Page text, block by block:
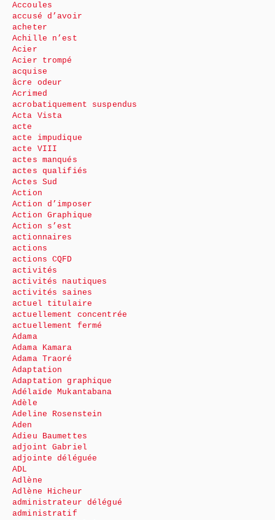
Accoules
accusé d’avoir
acheter
Achille n’est
Acier
Acier trompé
acquise
âcre odeur
Acrimed
acrobatiquement suspendus
Acta Vista
acte
acte impudique
acte VIII
actes manqués
actes qualifiés
Actes Sud
Action
Action d’imposer
Action Graphique
Action s’est
actionnaires
actions
actions CQFD
activités
activités nautiques
activités saines
actuel titulaire
actuellement concentrée
actuellement fermé
Adama
Adama Kamara
Adama Traoré
Adaptation
Adaptation graphique
Adélaïde Mukantabana
Adèle
Adeline Rosenstein
Aden
Adieu Baumettes
adjoint Gabriel
adjointe déléguée
ADL
Adlène
Adlène Hicheur
administrateur délégué
administratif